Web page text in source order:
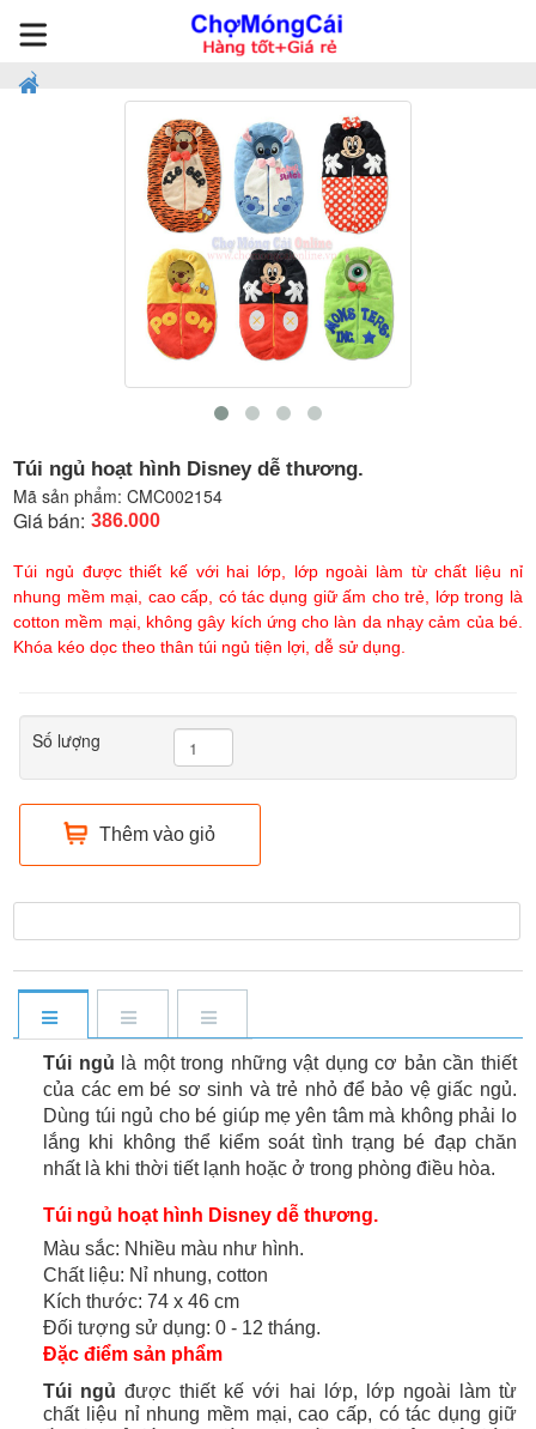
Túi ngủ hoạt hình Disney dễ thương.
Mã sản phẩm:CMC002154
Giá bán: 386.000
Túi ngủ được thiết kế với hai lớp, lớp ngoài làm từ chất liệu nỉ
nhung mềm mại, cao cấp, có tác dụng giữ ấm cho trẻ, lớp trong là
cotton mềm mại, không gây kích ứng cho làn da nhạy cảm của bé.
Khóa kéo dọc theo thân túi ngủ tiện lợi, dễ sử dụng.
Số lượng
Thêm vào giỏ
Túi ngủ là một trong những vật dụng cơ bản cần thiết
của các em bé sơ sinh và trẻ nhỏ để bảo vệ giấc ngủ.
Dùng túi ngủ cho bé giúp mẹ yên tâm mà không phải lo
lắng khi không thể kiểm soát tình trạng bé đạp chăn
nhất là khi thời tiết lạnh hoặc ở trong phòng điều hòa.
Túi ngủ hoạt hình Disney dễ thương.
Màu sắc: Nhiều màu như hình.
Chất liệu: Nỉ nhung, cotton
Kích thước: 74 x 46 cm
Đối tượng sử dụng: 0 - 12 tháng.
Đặc điểm sản phẩm
Túi ngủ được thiết kế với hai lớp, lớp ngoài làm từ
chất liệu nỉ nhung mềm mại, cao cấp, có tác dụng giữ